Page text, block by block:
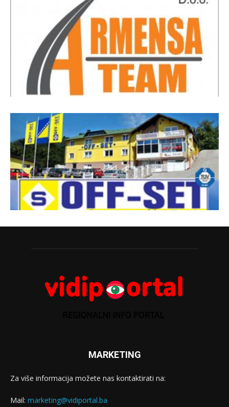
MARKETING
Za više informacija možete nas kontaktirati na:
Mail: marketing@vidiportal.ba